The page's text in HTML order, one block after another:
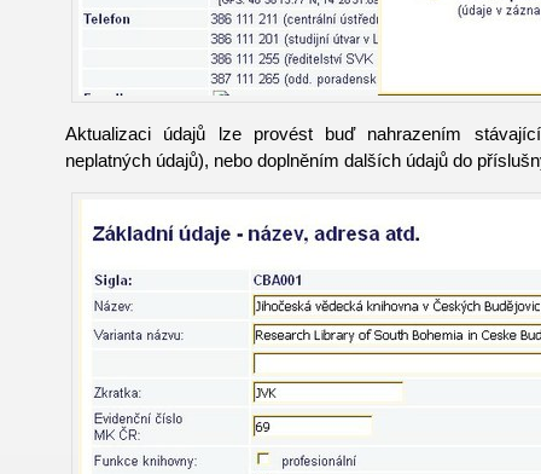
Aktualizaci údajů lze provést buď nahrazením
neplatných údajů), nebo doplněním dalších údajů do